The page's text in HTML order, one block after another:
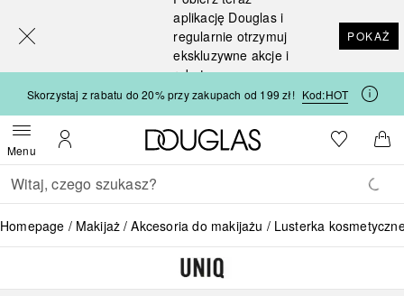
aplikację Douglas i
regularnie otrzymuj
ekskluzywne akcje i
rabaty
POKAŻ
Skorzystaj z rabatu do 20% przy zakupach od 199 zł! Kod:HOT
MenuOtwórz menuMoje konto
Strona główna Douglas
Do listyDo
Wracać
Wykonaj wyszukiwanie
Homepage Makijaż Akcesoria do makijażu Lusterka
[navigation.slideout.screenreader]